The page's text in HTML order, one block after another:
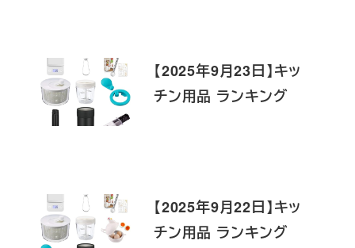
【2025年9月23日】キッ
チン用品 ランキング
【2025年9月22日】キッ
チン用品 ランキング